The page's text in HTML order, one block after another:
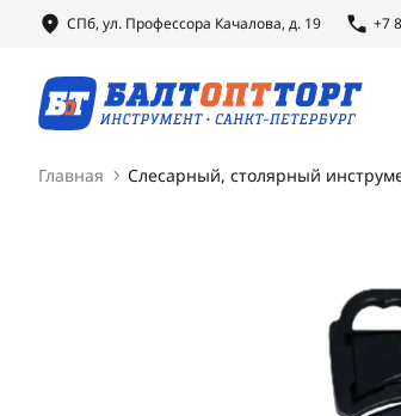
СПб, ул. Профессора Качалова, д. 19 +7
Главная Слесарный, столярный